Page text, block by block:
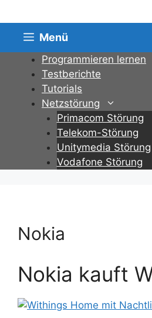
Inhalt
springen Menü
Programmieren lernen
Testberichte
Tutorials
Netzstörung
Primacom Störung
Telekom-Störung
Unitymedia Störung
Vodafone Störung
Nokia
Nokia kauft